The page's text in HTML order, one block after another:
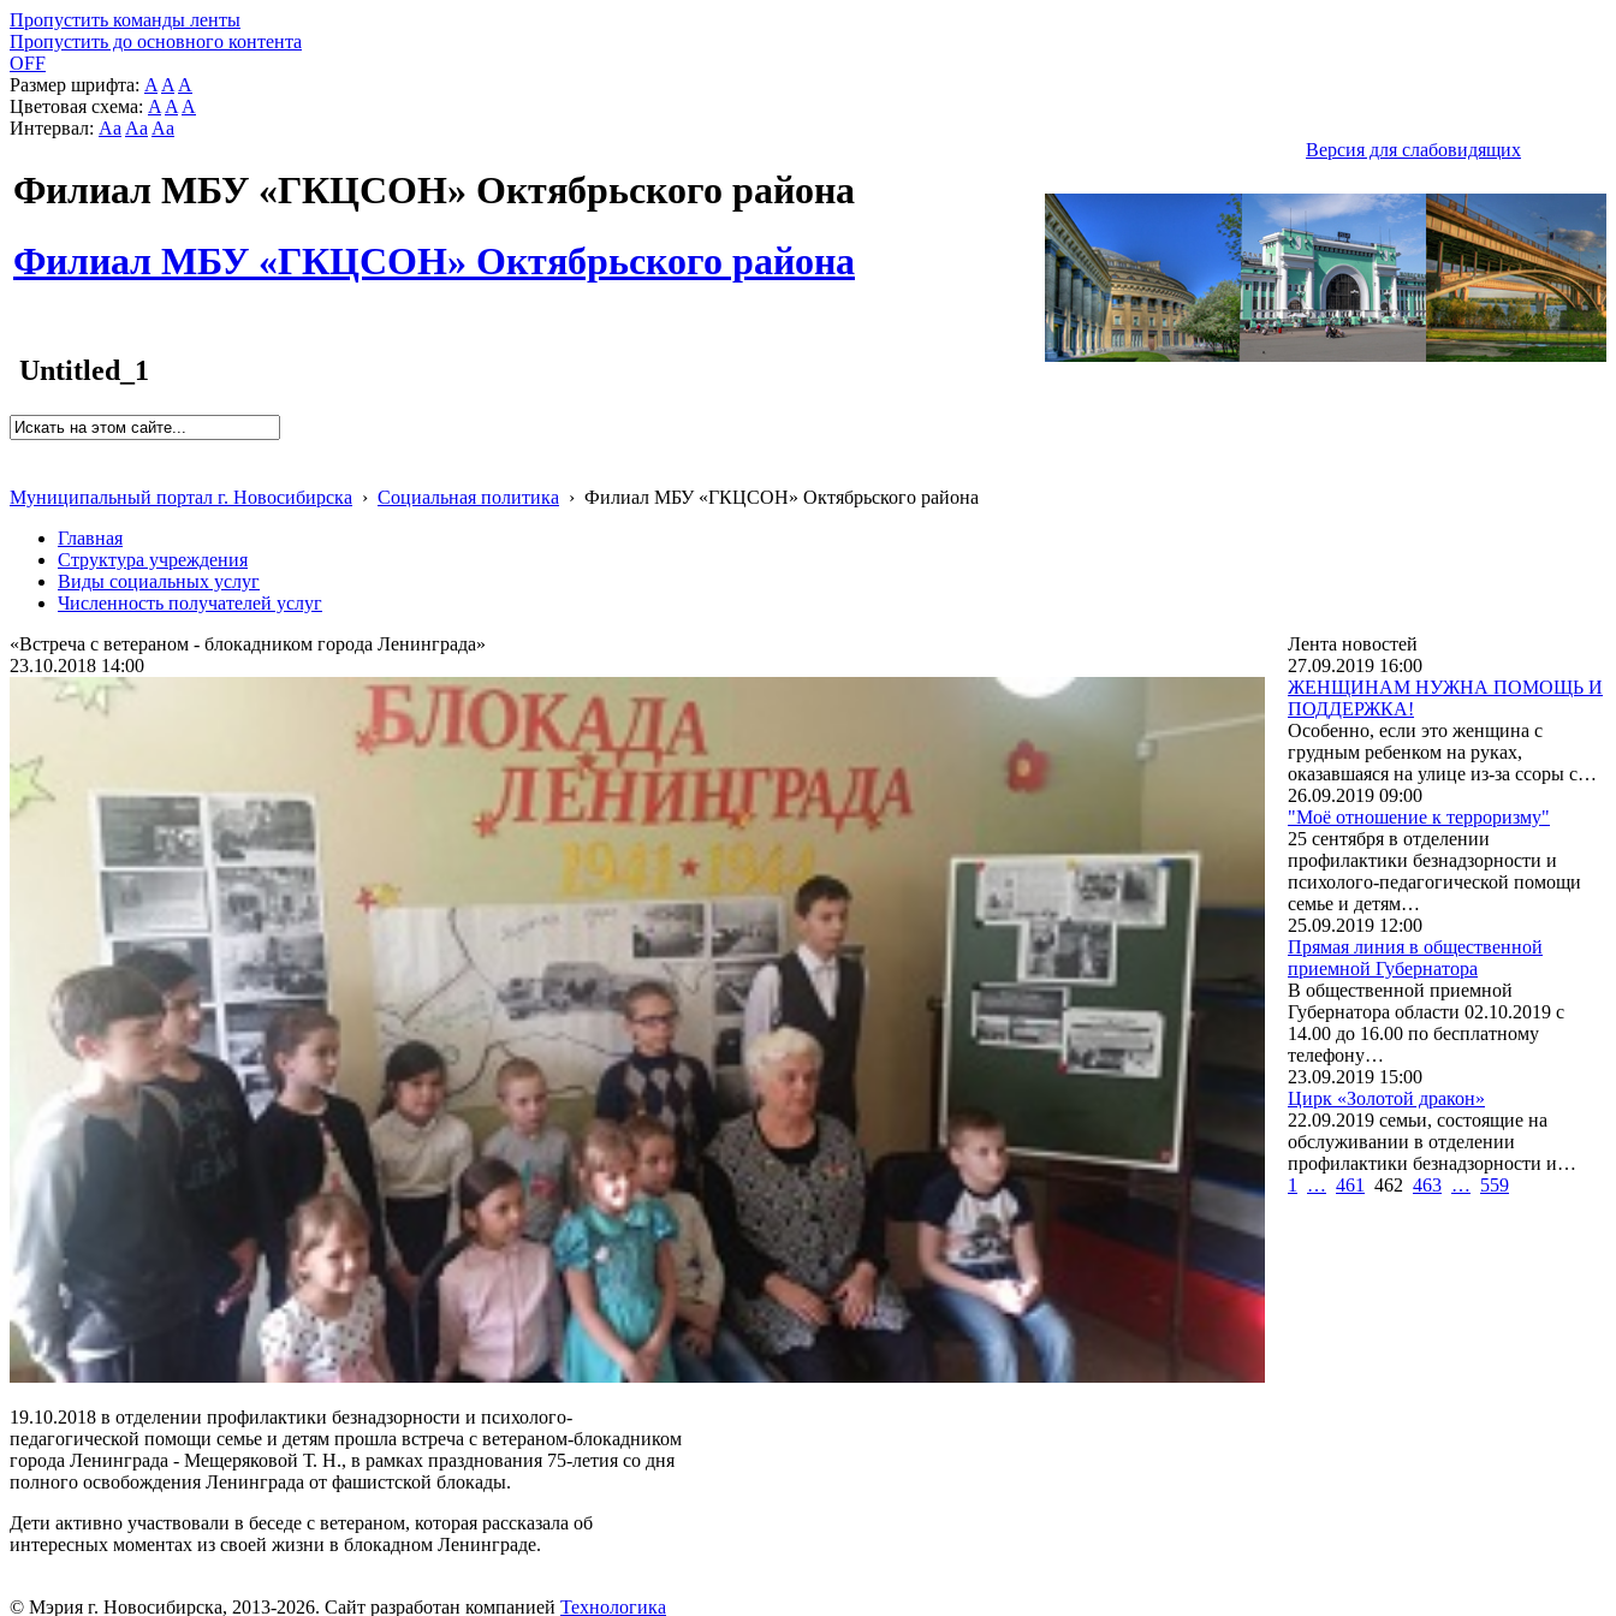
Пропустить команды ленты
Пропустить до основного контента
OFF
Размер шрифта: A A A
Цветовая схема: A A A
Интервал: Aa Aa Aa
Версия для слабовидящих
Филиал МБУ «ГКЦСОН» Октябрьского района
Филиал МБУ «ГКЦСОН» Октябрьского района
Untitled_1
Муниципальный портал г. Новосибирска › Социальная политика › Филиал МБУ «ГКЦСОН» Октябрьского района
Главная
Структура учреждения
Виды социальных услуг
Численность получателей услуг
«Встреча с ветераном - блокадником города Ленинграда»
23.10.2018 14:00
19.10.2018 в отделении профилактики безнадзорности и психолого-
педагогической помощи семье и детям прошла встреча с ветераном-блокадником
города Ленинграда - Мещеряковой Т. Н., в рамках празднования 75-летия со дня
полного освобождения Ленинграда от фашистской блокады.
Дети активно участвовали в беседе с ветераном, которая рассказала об
интересных моментах из своей жизни в блокадном Ленинграде.
Лента новостей
27.09.2019 16:00
ЖЕНЩИНАМ НУЖНА ПОМОЩЬ И
ПОДДЕРЖКА!
Особенно, если это женщина с
грудным ребенком на руках,
оказавшаяся на улице из-за ссоры с…
26.09.2019 09:00
"Моё отношение к терроризму"
25 сентября в отделении
профилактики безнадзорности и
психолого-педагогической помощи
семье и детям…
25.09.2019 12:00
Прямая линия в общественной
приемной Губернатора
В общественной приемной
Губернатора области 02.10.2019 с
14.00 до 16.00 по бесплатному
телефону…
23.09.2019 15:00
Цирк «Золотой дракон»
22.09.2019 семьи, состоящие на
обслуживании в отделении
профилактики безнадзорности и…
1
… 461 462 463 … 559
© Мэрия г. Новосибирска, 2013-2026. Сайт разработан компанией Технологика